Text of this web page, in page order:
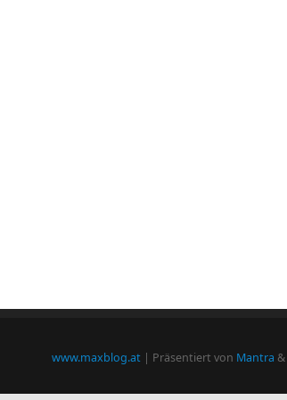
www.maxblog.at| Präsentiert von Mantra &